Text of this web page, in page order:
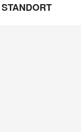
STANDORT